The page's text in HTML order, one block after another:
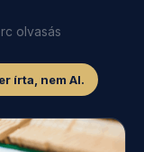
olvasás
írta, nem AI.